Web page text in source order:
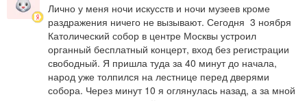
Лично у меня ночи искусств и ночи музеев кроме
раздражения ничего не вызывают. Сегодня  3 ноября
Католический собор в центре Москвы устроил
органный бесплатный концерт, вход без регистрации
свободный. Я пришла туда за 40 минут до начала,
народ уже толпился на лестнице перед дверями
собора. Через минут 10 я оглянулась назад, а за мной